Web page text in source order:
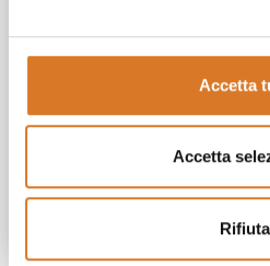
Accetta
Accetta
Rifiuta